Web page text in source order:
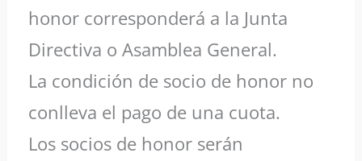
honor corresponderá a la Junta
Directiva o Asamblea General.
La condición de socio de honor no
conlleva el pago de una cuota.
Los socios de honor serán